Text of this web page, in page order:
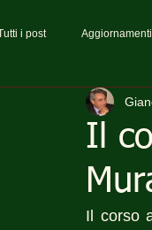
i post Aggiornamenti
Il
Il corso